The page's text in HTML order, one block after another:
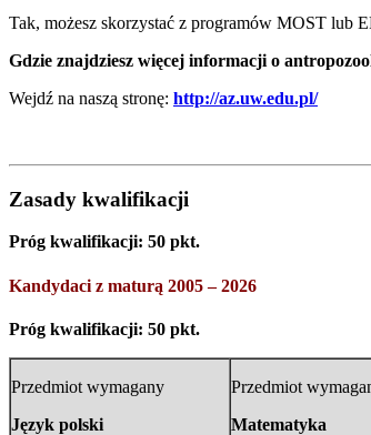
Tak, możesz skorzystać z programów MOST lub
Gdzie znajdziesz więcej informacji o
Wejdź na naszą stronę: http://az.uw.edu.pl/
Zasady kwalifikacji
Próg kwalifikacji: 50 pkt.
Kandydaci z maturą 2005 – 2026
Próg kwalifikacji: 50 pkt.
Przedmiot wymagany
Język polski
Przedmiot
Matematyka